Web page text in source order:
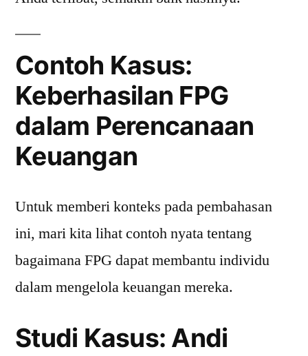
Contoh Kasus:
Keberhasilan FPG
dalam Perencanaan
Keuangan
Untuk memberi konteks pada pembahasan
ini, mari kita lihat contoh nyata tentang
bagaimana FPG dapat membantu individu
dalam mengelola keuangan mereka.
Studi Kasus: Andi